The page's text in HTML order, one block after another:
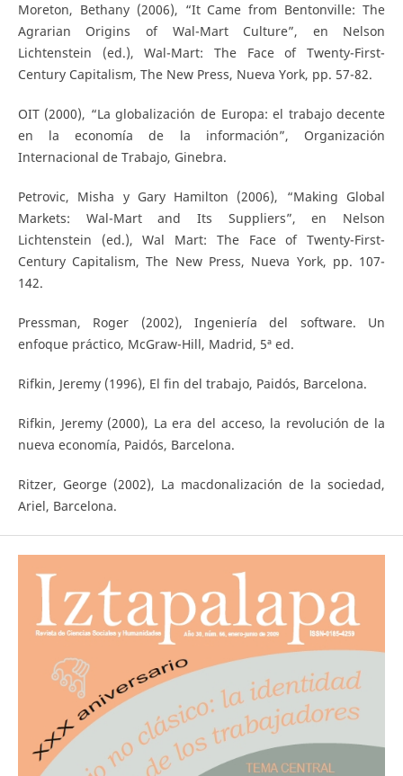
Moreton, Bethany (2006), “It Came from Bentonville: The
Agrarian Origins of Wal-Mart Culture”, en Nelson
Lichtenstein (ed.), Wal-Mart: The Face of Twenty-First-
Century Capitalism, The New Press, Nueva York, pp. 57-82.
OIT (2000), “La globalización de Europa: el trabajo decente
en la economía de la información”, Organización
Internacional de Trabajo, Ginebra.
Petrovic, Misha y Gary Hamilton (2006), “Making Global
Markets: Wal-Mart and Its Suppliers”, en Nelson
Lichtenstein (ed.), Wal Mart: The Face of Twenty-First-
Century Capitalism, The New Press, Nueva York, pp. 107-
142.
Pressman, Roger (2002), Ingeniería del software. Un
enfoque práctico, McGraw-Hill, Madrid, 5ª ed.
Rifkin, Jeremy (1996), El fin del trabajo, Paidós, Barcelona.
Rifkin, Jeremy (2000), La era del acceso, la revolución de la
nueva economía, Paidós, Barcelona.
Ritzer, George (2002), La macdonalización de la sociedad,
Ariel, Barcelona.